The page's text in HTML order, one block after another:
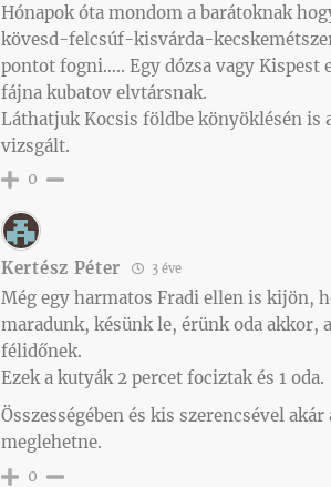
Hónapok óta mondom a barátoknak
kövesd-felcsúf-kisvárda-
pontot fogni….. Egy dózsa vagy Kispest
fájna kubatov elvtársnak.
Láthatjuk Kocsis földbe könyöklésén is
vizsgált.
0
Kertész Péter 3 éve
Még egy harmatos Fradi ellen is kijön,
maradunk, késünk le, érünk oda akkor,
félidőnek.
Ezek a kutyák 2 percet fociztak és 1 oda.
Összességében és kis szerencsével akár
meglehetne.
0